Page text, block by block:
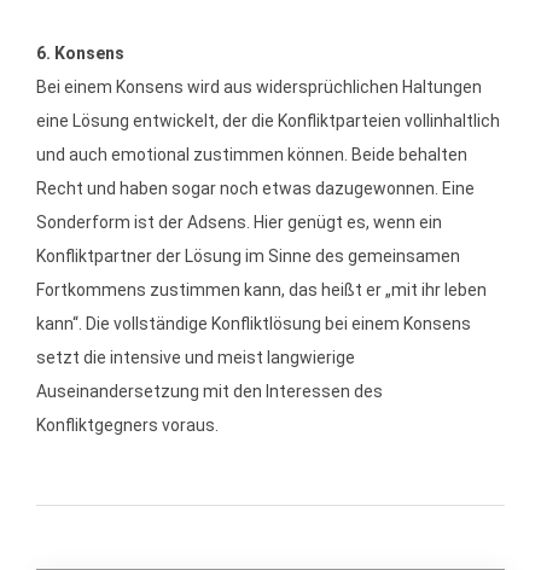
6. Konsens
Bei einem Konsens wird aus widersprüchlichen Haltungen
eine Lösung entwickelt, der die Konfliktparteien vollinhaltlich
und auch emotional zustimmen können. Beide behalten
Recht und haben sogar noch etwas dazugewonnen. Eine
Sonderform ist der Adsens. Hier genügt es, wenn ein
Konfliktpartner der Lösung im Sinne des gemeinsamen
Fortkommens zustimmen kann, das heißt er „mit ihr leben
kann“. Die vollständige Konfliktlösung bei einem Konsens
setzt die intensive und meist langwierige
Auseinandersetzung mit den Interessen des
Konfliktgegners voraus.